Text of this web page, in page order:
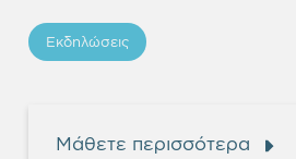
Εκδηλώσεις
Μάθετε περισσότερα